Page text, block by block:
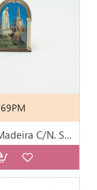
69PM
Placa de Madeira C/N. Sra de Fátima